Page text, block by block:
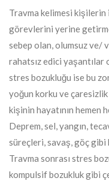
Travma kelimesi
görevlerini yerine
sebep olan, olumsuz ve/
rahatsız edici yaşantılar
stres bozukluğu ise bu
yoğun korku ve
kişinin hayatının hemen
Deprem, sel, yangın,
süreçleri, savaş, göç
Travma sonrası stres
kompulsif bozukluk gibi